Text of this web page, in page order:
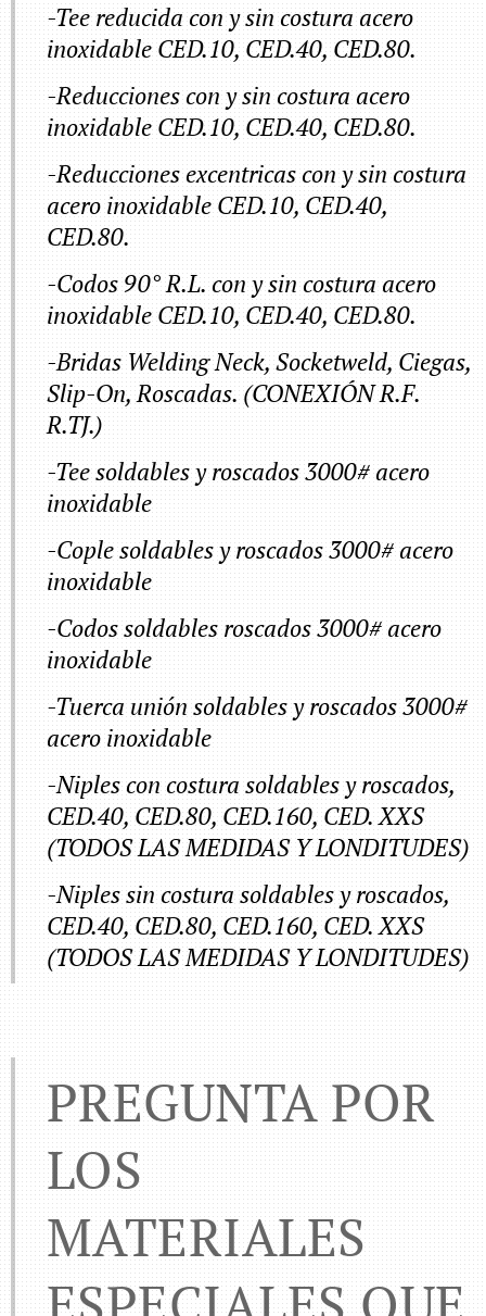
-Tee reducida con y sin costura acero
inoxidable CED.10, CED.40, CED.80.
-Reducciones con y sin costura acero
inoxidable CED.10, CED.40, CED.80.
-Reducciones excentricas con y sin costura
acero inoxidable CED.10, CED.40,
CED.80.
-Codos 90° R.L. con y sin costura acero
inoxidable CED.10, CED.40, CED.80.
-Bridas Welding Neck, Socketweld, Ciegas,
Slip-On, Roscadas. (CONEXIÓN R.F.
R.TJ.)
-Tee soldables y roscados 3000# acero
inoxidable
-Cople soldables y roscados 3000# acero
inoxidable
-Codos soldables roscados 3000# acero
inoxidable
-Tuerca unión soldables y roscados 3000#
acero inoxidable
-Niples con costura soldables y roscados,
CED.40, CED.80, CED.160, CED. XXS
(TODOS LAS MEDIDAS Y LONDITUDES)
-Niples sin costura soldables y roscados,
CED.40, CED.80, CED.160, CED. XXS
(TODOS LAS MEDIDAS Y LONDITUDES)
PREGUNTA POR
LOS
MATERIALES